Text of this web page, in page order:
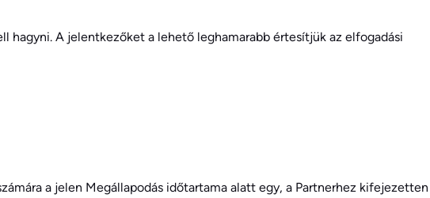
hagyni. A jelentkezőket a lehető leghamarabb értesítjük az elfogadási
a jelen Megállapodás időtartama alatt egy, a Partnerhez kifejezetten